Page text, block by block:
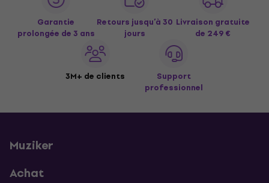
Garantie
prolongée de 3 ans
Retours jusqu’à 30
jours
Livraison gratuite
de 249 €
3M+ de clients
Support
professionnel
Muziker
Achat